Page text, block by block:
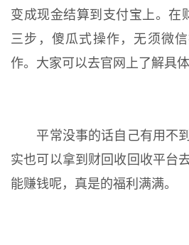
变成现金结算到支付宝上。在
三步，傻瓜式操作，无须微
作。大家可以去官网上了解具体
平常没事的话自己有用不到
实也可以拿到财回收回收平台
能赚钱呢，真是的福利满满。